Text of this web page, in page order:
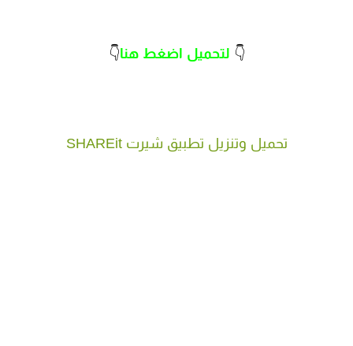
👇 لتحميل اضغط هنا👇
تحميل وتنزيل تطبيق شيرت SHAREit